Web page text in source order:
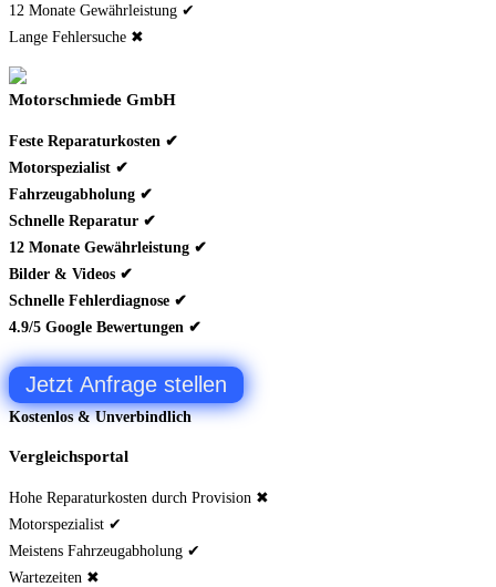
12 Monate Gewährleistung ✔
Lange Fehlersuche ✖
Motorschmiede GmbH
Feste Reparaturkosten ✔
Motorspezialist ✔
Fahrzeugabholung ✔
Schnelle Reparatur ✔
12 Monate Gewährleistung ✔
Bilder & Videos ✔
Schnelle Fehlerdiagnose ✔
4.9/5 Google Bewertungen ✔
Jetzt Anfrage stellen
Kostenlos & Unverbindlich
Vergleichsportal
Hohe Reparaturkosten durch Provision ✖
Motorspezialist ✔
Meistens Fahrzeugabholung ✔
Wartezeiten ✖